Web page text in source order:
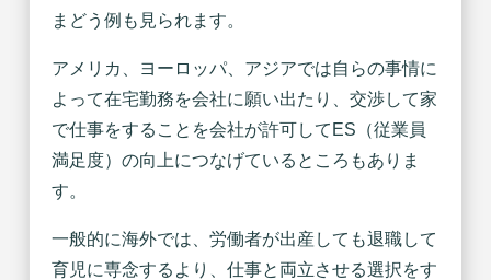
まどう例も見られます。
アメリカ、ヨーロッパ、アジアでは自らの事情に
よって在宅勤務を会社に願い出たり、交渉して家
で仕事をすることを会社が許可してES（従業員
満足度）の向上につなげているところもありま
す。
一般的に海外では、労働者が出産しても退職して
育児に専念するより、仕事と両立させる選択をす